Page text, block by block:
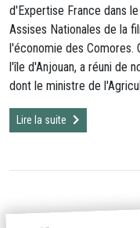
d'Expertise France dans
Assises Nationales de la
l'économie des Comores.
l'île d'Anjouan, a réuni de
dont le ministre de
Lire la suite